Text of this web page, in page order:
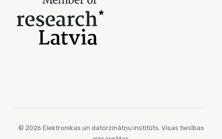
© 2026 Elektronikas un datorzinātņu institūts. Visas tiesības